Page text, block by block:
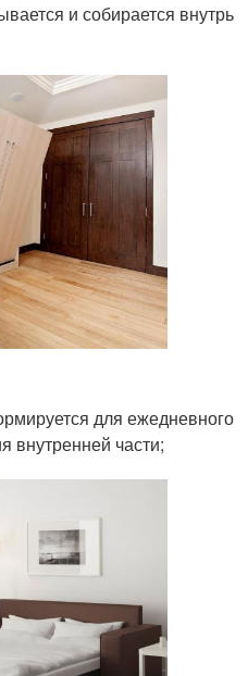
и собирается внутрь
для ежедневного
внутренней части;